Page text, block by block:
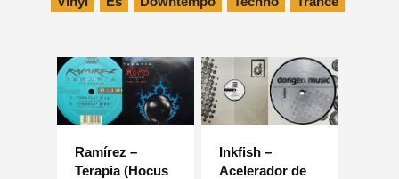
Ramírez –
Terapia (Hocus
Inkfish –
Acelerador de